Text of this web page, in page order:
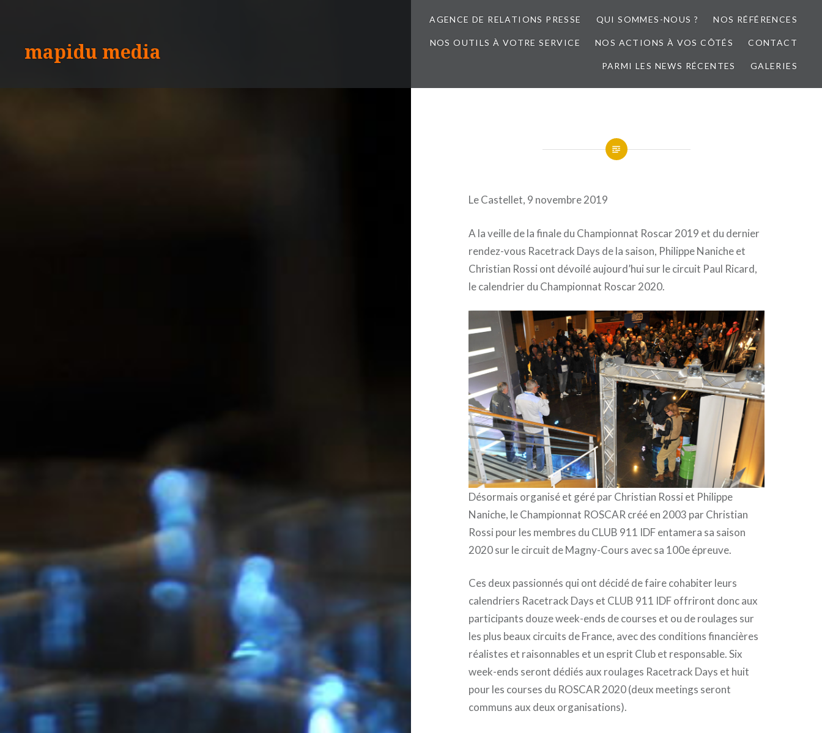
mapidu media
AGENCE DE RELATIONS PRESSE QUI SOMMES-NOUS ? NOS RÉFÉRENCES
NOS OUTILS À VOTRE SERVICE NOS ACTIONS À VOS CÔTÉS CONTACT
PARMI LES NEWS RÉCENTES GALERIES
Le Castellet, 9 novembre 2019
A la veille de la finale du Championnat Roscar 2019 et du dernier
rendez-vous Racetrack Days de la saison, Philippe Naniche et
Christian Rossi ont dévoilé aujourd’hui sur le circuit Paul Ricard,
le calendrier du Championnat Roscar 2020.
Désormais organisé et géré par Christian Rossi et Philippe
Naniche, le Championnat ROSCAR créé en 2003 par Christian
Rossi pour les membres du CLUB 911 IDF entamera sa saison
2020 sur le circuit de Magny-Cours avec sa 100e épreuve.
Ces deux passionnés qui ont décidé de faire cohabiter leurs
calendriers Racetrack Days et CLUB 911 IDF offriront donc aux
participants douze week-ends de courses et ou de roulages sur
les plus beaux circuits de France, avec des conditions financières
réalistes et raisonnables et un esprit Club et responsable. Six
week-ends seront dédiés aux roulages Racetrack Days et huit
pour les courses du ROSCAR 2020 (deux meetings seront
communs aux deux organisations).